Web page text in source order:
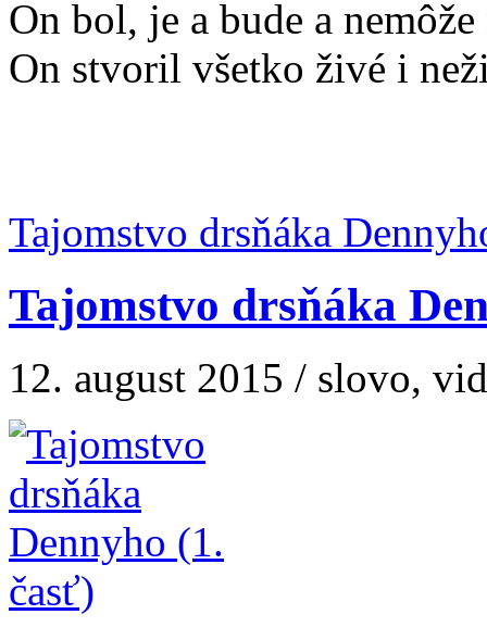
On bol, je a bude a
On stvoril všetko živé i
Tajomstvo drsňáka
Tajomstvo drsňáka
12. august 2015 / slovo,